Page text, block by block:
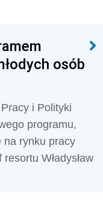
osób
i Polityki
programu,
na rynku pracy
Władysław